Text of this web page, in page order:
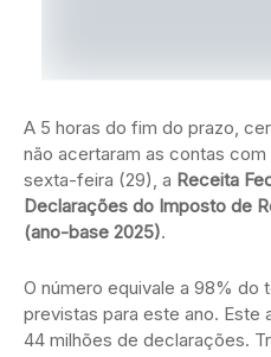
A 5 horas do fim do prazo,
não acertaram as contas
sexta-feira (29), a Receita
Declarações do Imposto de
(ano-base 2025).
O número equivale a 98% do
previstas para este ano. Este
44 milhões de declarações.